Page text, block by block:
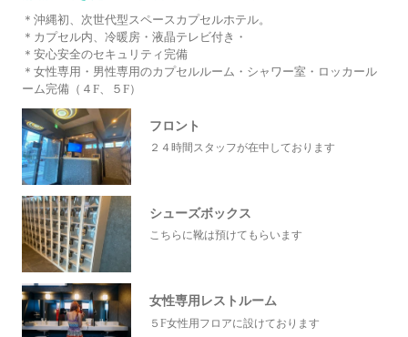
＊沖縄初、次世代型スペースカプセルホテル。
＊カプセル内、冷暖房・液晶テレビ付き・
＊安心安全のセキュリティ完備
＊女性専用・男性専用のカプセルルーム・シャワー室・ロッカール
ーム完備（４F、５F）
フロント
２４時間スタッフが在中しております
シューズボックス
こちらに靴は預けてもらいます
女性専用レストルーム
５F女性用フロアに設けております